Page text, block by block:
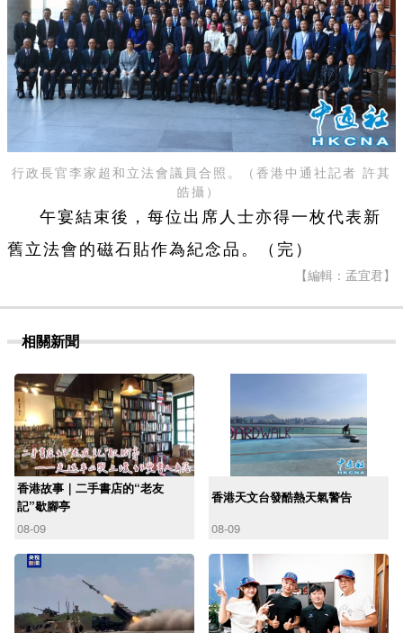
行政長官李家超和立法會議員合照。（香港中通社記者 許其
皓攝）
午宴結束後，每位出席人士亦得一枚代表新
舊立法會的磁石貼作為紀念品。（完）
【編輯：孟宜君】
相關新聞
香港故事｜二手書店的“老友
記”歇腳亭
08-09
香港天文台發酷熱天氣警告
08-09